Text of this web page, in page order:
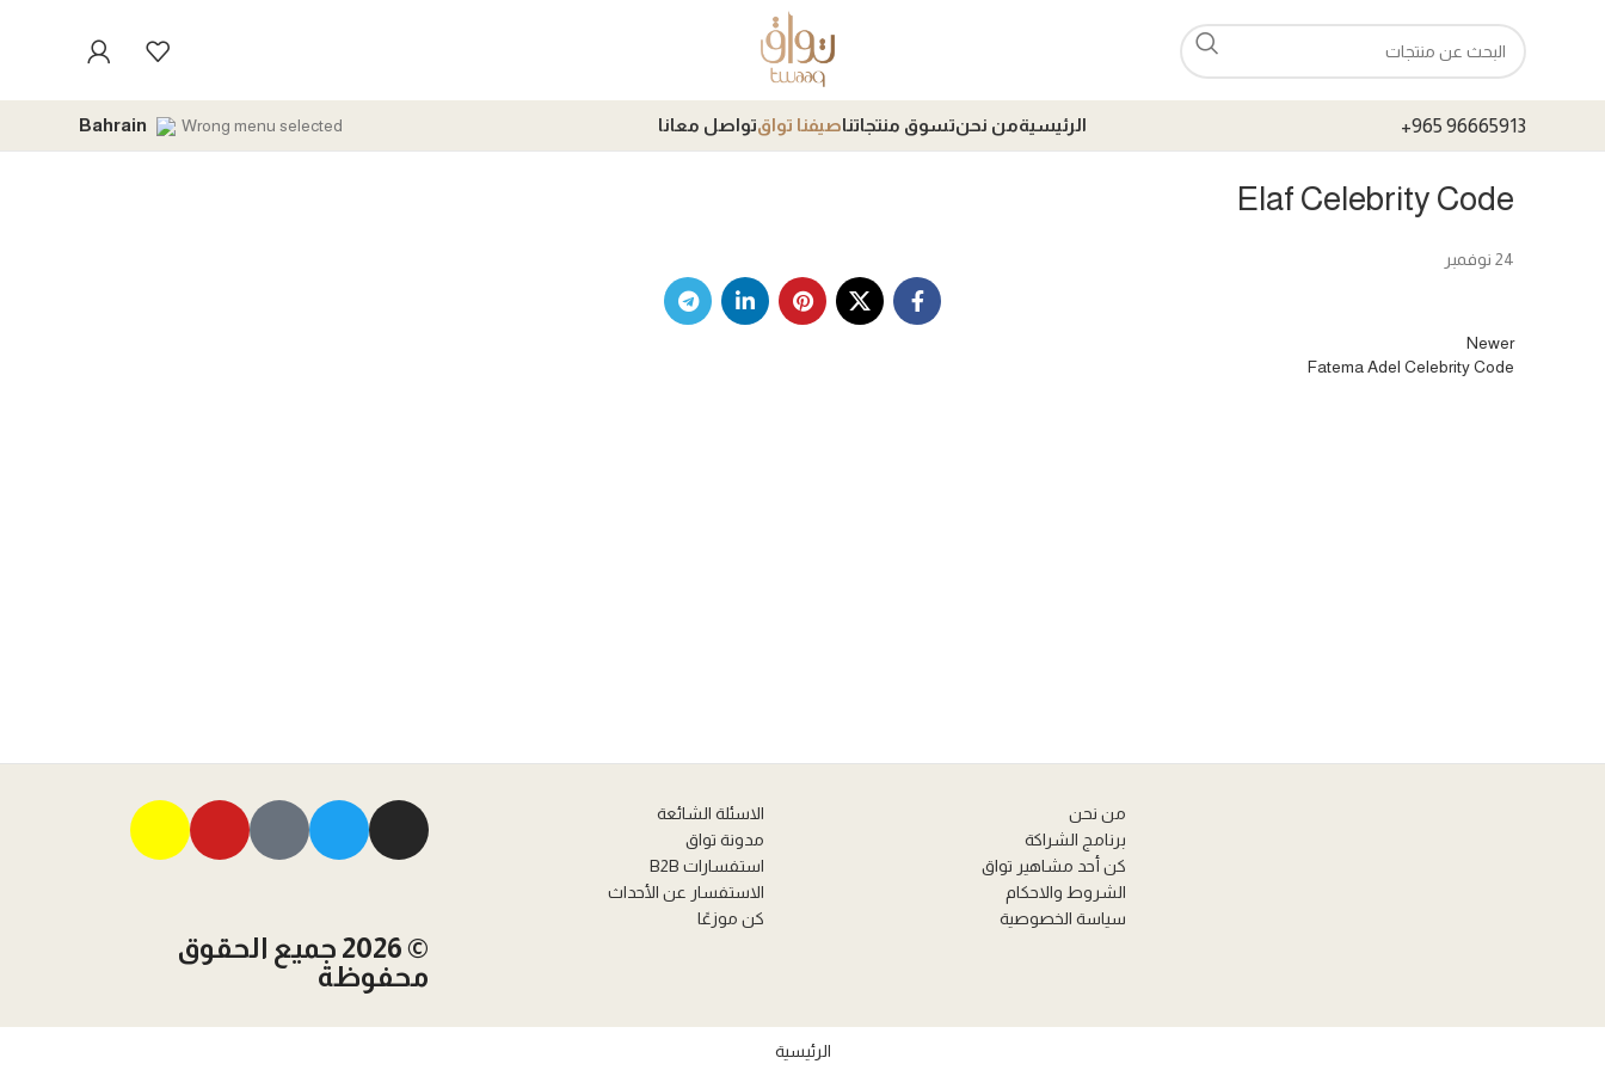
+965 96665913 الرئيسيةمن نحنتسوق منتجاتناصيفنا تواقتواصل معانا Wrong menu selected
Elaf Celebrity Code
24 نوفمبر
Newer
Fatema Adel Celebrity Code
من نحن
برنامج الشراكة
كن أحد مشاهير تواق
الشروط والاحكام
سياسة الخصوصية
الاسئلة الشائعة
مدونة تواق
استفسارات B2B
الاستفسار عن الأحداث
كن موزعًا
© 2026 جميع الحقوق
محفوظة
الرئيسية